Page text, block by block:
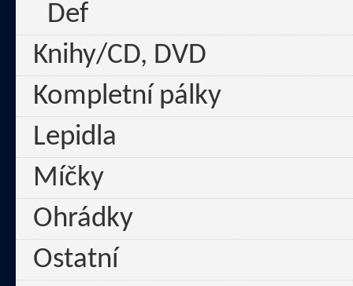
Def
Knihy/CD, DVD
Kompletní pálky
Lepidla
Míčky
Ohrádky
Ostatní